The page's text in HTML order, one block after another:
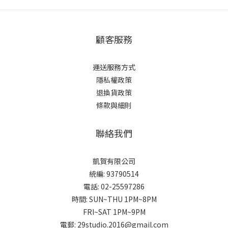
顧客服務
運送服務方式
隱私權政策
退換貨政策
條款與細則
聯絡我們
凱賀有限公司
統編: 93790514
電話: 02-25597286
時間: SUN~THU 1PM~8PM
FRI~SAT 1PM~9PM
電郵: 29studio.2016@gmail.com